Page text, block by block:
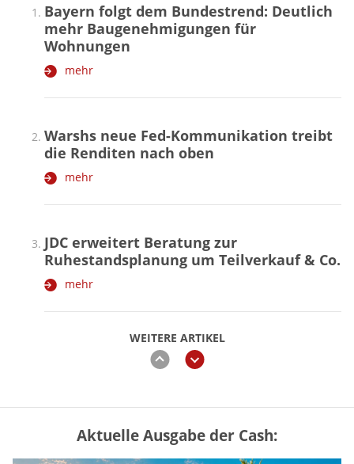
WEITERE ARTIKEL
zurückweiter
Bayern folgt dem Bundestrend: Deutlich
mehr Baugenehmigungen für
Wohnungen
mehr
Warshs neue Fed-Kommunikation treibt
die Renditen nach oben
mehr
JDC erweitert Beratung zur
Ruhestandsplanung um Teilverkauf & Co.
mehr
„Jung kauft Alt“ 2026: Neue Förderung im
Überblick – Tabelle mit Kreditbeträgen
Aktuelle Ausgabe der Cash: